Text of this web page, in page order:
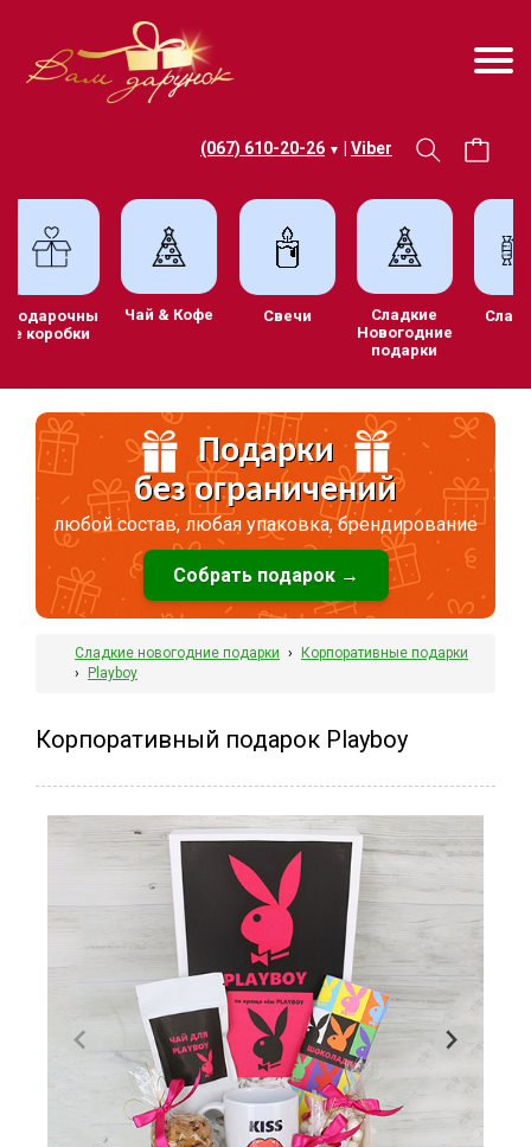
(067) 610-20-26 ▼ Viber
Подарочны
е коробки
Чай & Кофе Свечи
Сладкие
Новогодние
подарки
Подарки
без ограничений
любой состав, любая упаковка, брендирование
Собрать подарок →
Сладкие новогодние подарки › Корпоративные подарки
› Playboy
Корпоративный подарок Playboy